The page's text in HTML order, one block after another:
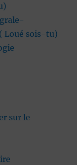
Loué sois-tu)
sur le